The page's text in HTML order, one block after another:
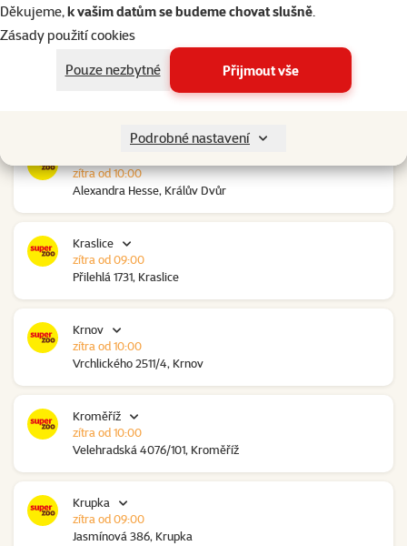
Děkujeme,k vašim datům se budeme chovat slušně.
Zásady použití cookies
Pouze nezbytné
Přijmout vše
Podrobné nastavení
Ovčáry 304, Ovčáry
Kozomín
Alexandra Hesse, Králův Dvůr
zítra od 10:00
Kraslice
Přilehlá 1731, Kraslice
zítra od 09:00
Krnov
Vrchlického 2511/4, Krnov
zítra od 10:00
Kroměříž
Velehradská 4076/101, Kroměříž
zítra od 10:00
Krupka
Jasmínová 386, Krupka
zítra od 09:00